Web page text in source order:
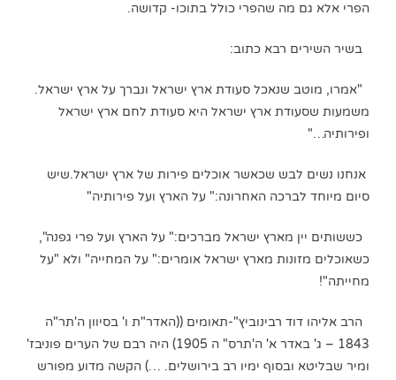
הפרי אלא גם מה שהפרי כולל בתוכו- קדושה.
בשיר השירים רבא כתוב:
"אמרו, מוטב שנאכל סעודת ארץ ישראל ונברך על ארץ ישראל.
משמעות שסעודת ארץ ישראל היא סעודת לחם ארץ ישראל
ופירותיה…"
אנחנו נשים לבש שכאשר אוכלים פירות של ארץ ישראל.שיש
סיום מיוחד לברכה האחרונה:" על הארץ ועל פירותיה"
כששותים יין מארץ ישראל מברכים:" על הארץ ועל פרי גפנה",
כשאוכלים מזונות מארץ ישראל אומרים:" על המחייה" ולא "על
מחייתה"!
הרב אליהו דוד רבינוביץ"-תאומים ((האדר"ת ו' בסיוון ה'תר"ה
1843 – ג' באדר א' ה'תרס" ה 1905) היה רבם של הערים פוניבז'
ומיר שבליטא ובסוף ימיו רב בירושלים. …) הקשה מדוע מפורש